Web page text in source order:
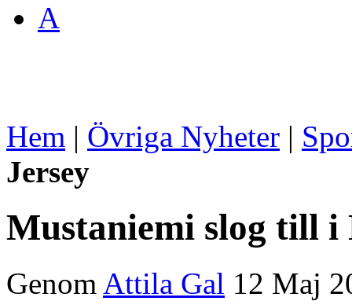
A
Hem | Övriga Nyheter |
Jersey
Mustaniemi slog till i
Genom Attila Gal 12 Maj